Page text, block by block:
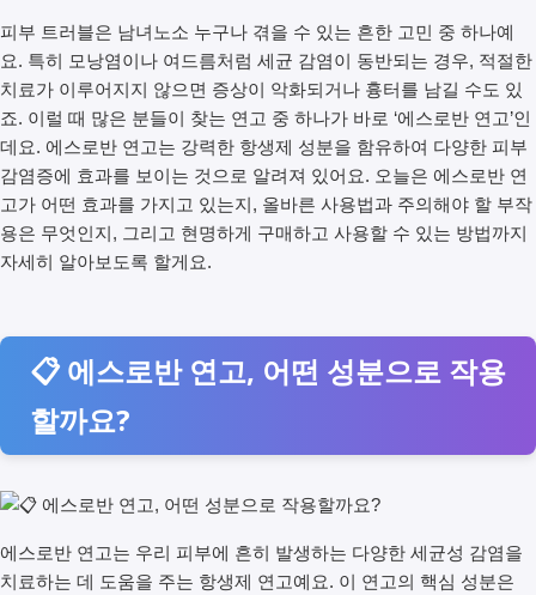
피부 트러블은 남녀노소 누구나 겪을 수 있는 흔한 고민 중 하나예
요. 특히 모낭염이나 여드름처럼 세균 감염이 동반되는 경우, 적절한
치료가 이루어지지 않으면 증상이 악화되거나 흉터를 남길 수도 있
죠. 이럴 때 많은 분들이 찾는 연고 중 하나가 바로 ‘에스로반 연고’인
데요. 에스로반 연고는 강력한 항생제 성분을 함유하여 다양한 피부
감염증에 효과를 보이는 것으로 알려져 있어요. 오늘은 에스로반 연
고가 어떤 효과를 가지고 있는지, 올바른 사용법과 주의해야 할 부작
용은 무엇인지, 그리고 현명하게 구매하고 사용할 수 있는 방법까지
자세히 알아보도록 할게요.
📋 에스로반 연고, 어떤 성분으로 작용
할까요?
에스로반 연고는 우리 피부에 흔히 발생하는 다양한 세균성 감염을
치료하는 데 도움을 주는 항생제 연고예요. 이 연고의 핵심 성분은